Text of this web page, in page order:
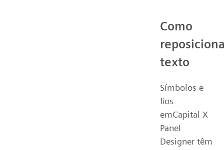
Como
texto
Símbolos e
fios
emCapital X
Panel
Designer têm